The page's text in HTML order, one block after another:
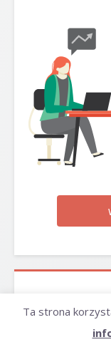
Ta strona